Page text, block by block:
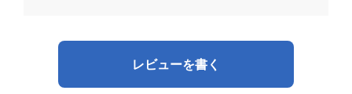
レビューを書く